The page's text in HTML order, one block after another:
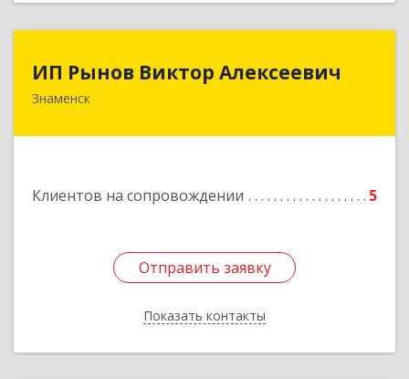
ИП Рынов Виктор Алексеевич
Знаменск
Клиентов на сопровождении 5
Отправить заявку
Показать контакты
Отправить заявку
Назад